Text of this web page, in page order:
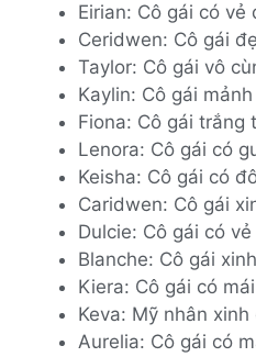
Eirian: Cô gái có vẻ
Ceridwen: Cô gái
Taylor: Cô gái vô
Kaylin: Cô gái
Fiona: Cô gái trắng
Lenora: Cô gái có
Keisha: Cô gái có
Caridwen: Cô gái
Dulcie: Cô gái có
Blanche: Cô gái
Kiera: Cô gái có
Keva: Mỹ nhân
Aurelia: Cô gái có